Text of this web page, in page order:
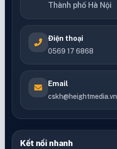
Thành phố Hà Nội
Điện thoại
0569 17 6868
Email
cskh@heightmedia.vn
Kết nối nhanh